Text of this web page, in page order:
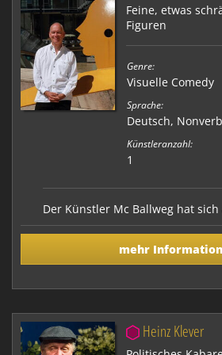
Feine, etwas
Figuren
Genre:
Visuelle Comedy
Sprache:
Deutsch,
Künstleranzahl:
1
Der Künstler Mc Ballweg hat
Zuschauer überraschende
mehr
Heinz Klever